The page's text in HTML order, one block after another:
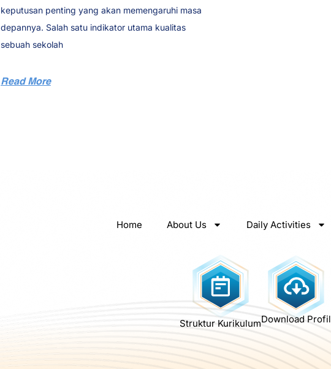
keputusan penting yang akan memengaruhi masa
depannya. Salah satu indikator utama kualitas
sebuah sekolah
Read More
Home About Us Daily Activities
Struktur KurikulumDownload Profil